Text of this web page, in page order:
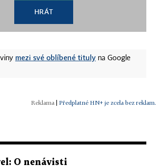
HRÁT
mezi své oblíbené tituly na Google
| Předplatné HN+ je zcela bez reklam.
O nenávisti